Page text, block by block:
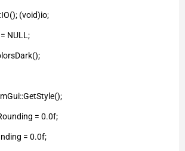
(void)io;
NULL;
= 0.0f;
= 0.0f;